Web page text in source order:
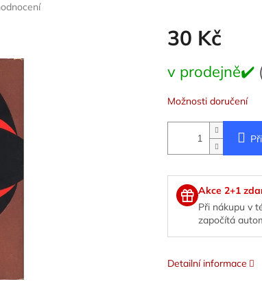
30 Kč
cena:
v prodejně✔️
Možnosti doručení
Akce 2+1
Při nákupu v
započítá
Detailní informace